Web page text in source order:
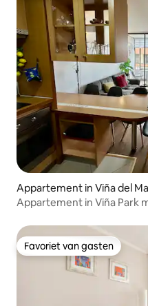
Appartement in Viña del
Appartement in Viña Park
Favoriet van gasten
Favoriet van gasten